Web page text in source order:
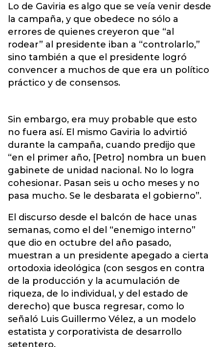
Lo de Gaviria es algo que se veía venir desde
la campaña, y que obedece no sólo a
errores de quienes creyeron que “al
rodear” al presidente iban a “controlarlo,”
sino también a que el presidente logró
convencer a muchos de que era un político
práctico y de consensos.
Sin embargo, era muy probable que esto
no fuera así. El mismo Gaviria lo advirtió
durante la campaña, cuando predijo que
“en el primer año, [Petro] nombra un buen
gabinete de unidad nacional. No lo logra
cohesionar. Pasan seis u ocho meses y no
pasa mucho. Se le desbarata el gobierno”.
El discurso desde el balcón de hace unas
semanas, como el del “enemigo interno”
que dio en octubre del año pasado,
muestran a un presidente apegado a cierta
ortodoxia ideológica (con sesgos en contra
de la producción y la acumulación de
riqueza, de lo individual, y del estado de
derecho) que busca regresar, como lo
señaló Luis Guillermo Vélez, a un modelo
estatista y corporativista de desarrollo
setentero.